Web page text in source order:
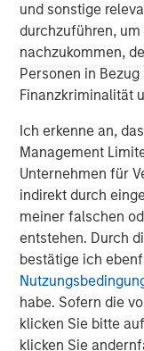
und sonstige
durchzuführen,
nachzukommen,
Personen in
Finanzkriminalität
Ich erkenne an,
Management
Unternehmen für
indirekt durch
meiner falschen
entstehen. Durch
bestätige ich
habe. Sofern die
klicken Sie bitte
klicken Sie
Morgan Stanley
services firm
wealth
services. With
Firm's employees
corporations,
For more
visit
Morgan Stanley
Morgan Stanley
targeting private,